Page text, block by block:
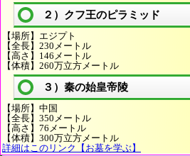
２）クフ王のピラミッド
【場所】エジプト
【全長】230メートル
【高さ】146メートル
【体積】260万立方メートル
３）秦の始皇帝陵
【場所】中国
【全長】350メートル
【高さ】76メートル
【体積】300万立方メートル
詳細はこのリンク【お墓を学ぶ】